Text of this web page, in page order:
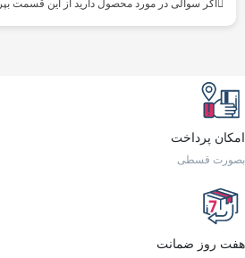
اگر سوالی در مورد محصول دارید از این قسمت
امکان پرداخت
بصورت قسطی
هفت روز ضمانت